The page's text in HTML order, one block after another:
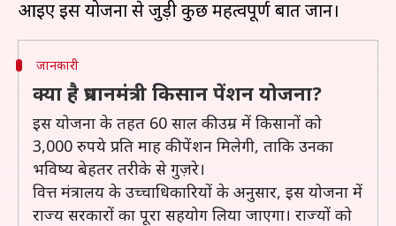
जानकारी
क्या है प्रधानमंत्री किसान पेंशन योजना?
इस योजना के तहत 60 साल की उम्र में किसानों को
3,000 रुपये प्रति माह की पेंशन मिलेगी, ताकि उनका
भविष्य बेहतर तरीके से गुज़रे।
वित्त मंत्रालय के उच्चाधिकारियों के अनुसार, इस योजना में
राज्य सरकारों का पूरा सहयोग लिया जाएगा। राज्यों को